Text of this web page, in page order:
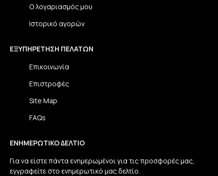
Ο λογαριασμός μου
Ιστορικό αγορών
ΕΞΥΠΗΡΈΤΗΣΗ ΠΕΛΑΤΏΝ
Επικοινωνία
Επιστροφές
Site Map
FAQs
ΕΝΗΜΕΡΩΤΙΚΌ ΔΕΛΤΊΟ
Για να είστε πάντα ενημερωμένοι για τις προσφορές μας,
εγγραφείτε στο ενημερωτικό μας δελτίο.